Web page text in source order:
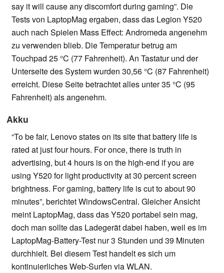
say it will cause any discomfort during gaming”. Die
Tests von LaptopMag ergaben, dass das Legion Y520
auch nach Spielen Mass Effect: Andromeda angenehm
zu verwenden blieb. Die Temperatur betrug am
Touchpad 25 °C (77 Fahrenheit). An Tastatur und der
Unterseite des System wurden 30,56 °C (87 Fahrenheit)
erreicht. Diese Seite betrachtet alles unter 35 °C (95
Fahrenheit) als angenehm.
Akku
“To be fair, Lenovo states on its site that battery life is
rated at just four hours. For once, there is truth in
advertising, but 4 hours is on the high-end if you are
using Y520 for light productivity at 30 percent screen
brightness. For gaming, battery life is cut to about 90
minutes”, berichtet WindowsCentral. Gleicher Ansicht
meint LaptopMag, dass das Y520 portabel sein mag,
doch man sollte das Ladegerät dabei haben, weil es im
LaptopMag-Battery-Test nur 3 Stunden und 39 Minuten
durchhielt. Bei diesem Test handelt es sich um
kontinuierliches Web-Surfen via WLAN.